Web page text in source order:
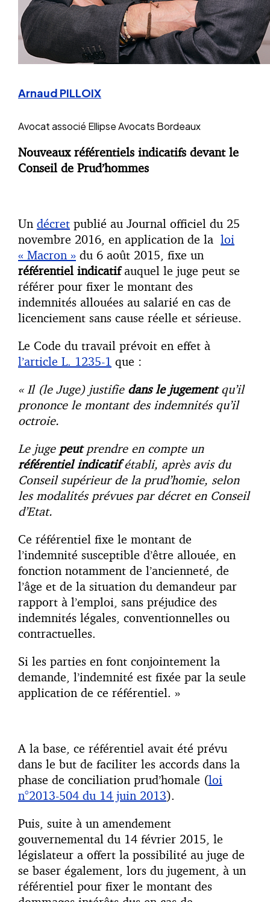
Arnaud PILLOIX
Avocat associé Ellipse Avocats Bordeaux
Nouveaux référentiels indicatifs devant le
Conseil de Prud’hommes
Un décret publié au Journal officiel du 25
novembre 2016, en application de la loi
« Macron » du 6 août 2015, fixe un
référentiel indicatifauquel le juge peut se
référer pour fixer le montant des
indemnités allouées au salarié en cas de
licenciement sans cause réelle et sérieuse.
Le Code du travail prévoit en effet à
l’article L. 1235-1 que :
« Il (le Juge) justifie dans le jugementqu’il
prononce le montant des indemnités qu’il
octroie.
Le juge peutprendre en compte un
référentiel indicatifétabli, après avis du
Conseil supérieur de la prud’homie, selon
les modalités prévues par décret en Conseil
d’Etat.
Ce référentiel fixe le montant de
l’indemnité susceptible d’être allouée, en
fonction notamment de l’ancienneté, de
l’âge et de la situation du demandeur par
rapport à l’emploi, sans préjudice des
indemnités légales, conventionnelles ou
contractuelles.
Si les parties en font conjointement la
demande, l’indemnité est fixée par la seule
application de ce référentiel. »
A la base, ce référentiel avait été prévu
dans le but de faciliter les accords dans la
phase de conciliation prud’homale (loi
n°2013-504 du 14 juin 2013).
Puis, suite à un amendement
gouvernemental du 14 février 2015, le
législateur a offert la possibilité au juge de
se baser également, lors du jugement, à un
référentiel pour fixer le montant des